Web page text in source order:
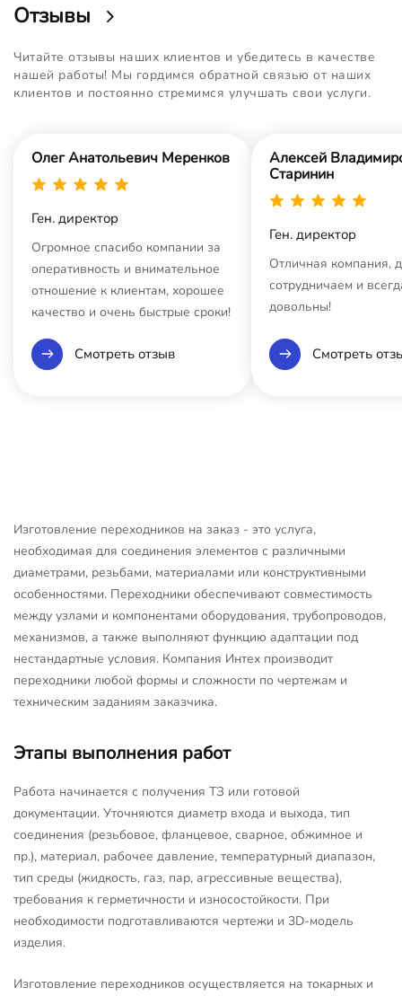
Отзывы
Читайте отзывы наших клиентов и убедитесь в качестве
нашей работы! Мы гордимся обратной связью от наших
клиентов и постоянно стремимся улучшать свои услуги.
Олег Анатольевич Меренков
Ген. директор
Огромное спасибо компании за
оперативность и внимательное
отношение к клиентам, хорошее
качество и очень быстрые сроки!
Смотреть отзыв
Алексей
Старинин
Ген. директор
Отличная компания,
сотрудничаем и
довольны!
Смотреть
Изготовление переходников на заказ - это услуга,
необходимая для соединения элементов с различными
диаметрами, резьбами, материалами или конструктивными
особенностями. Переходники обеспечивают совместимость
между узлами и компонентами оборудования, трубопроводов,
механизмов, а также выполняют функцию адаптации под
нестандартные условия. Компания Интех производит
переходники любой формы и сложности по чертежам и
техническим заданиям заказчика.
Этапы выполнения работ
Работа начинается с получения ТЗ или готовой
документации. Уточняются диаметр входа и выхода, тип
соединения (резьбовое, фланцевое, сварное, обжимное и
пр.), материал, рабочее давление, температурный диапазон,
тип среды (жидкость, газ, пар, агрессивные вещества),
требования к герметичности и износостойкости. При
необходимости подготавливаются чертежи и 3D-модель
изделия.
Изготовление переходников осуществляется на токарных и